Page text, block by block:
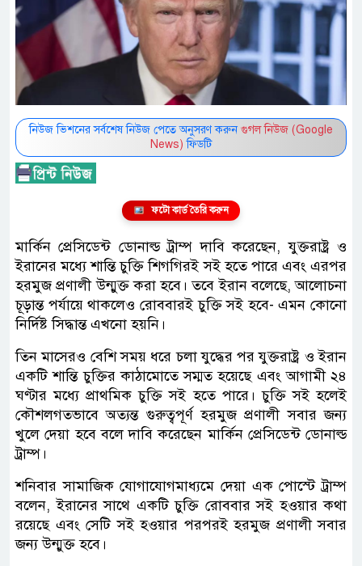
নিউজ ভিশনের সর্বশেষ নিউজ পেতে অনুসরণ করুন গুগল নিউজ (Google
News) ফিডটি
ফটো কার্ড তৈরি করুন
মার্কিন প্রেসিডেন্ট ডোনাল্ড ট্রাম্প দাবি করেছেন, যুক্তরাষ্ট্র ও
ইরানের মধ্যে শান্তি চুক্তি শিগগিরই সই হতে পারে এবং এরপর
হরমুজ প্রণালী উন্মুক্ত করা হবে। তবে ইরান বলেছে, আলোচনা
চূড়ান্ত পর্যায়ে থাকলেও রোববারই চুক্তি সই হবে- এমন কোনো
নির্দিষ্ট সিদ্ধান্ত এখনো হয়নি।
তিন মাসেরও বেশি সময় ধরে চলা যুদ্ধের পর যুক্তরাষ্ট্র ও ইরান
একটি শান্তি চুক্তির কাঠামোতে সম্মত হয়েছে এবং আগামী ২৪
ঘণ্টার মধ্যে প্রাথমিক চুক্তি সই হতে পারে। চুক্তি সই হলেই
কৌশলগতভাবে অত্যন্ত গুরুত্বপূর্ণ হরমুজ প্রণালী সবার জন্য
খুলে দেয়া হবে বলে দাবি করেছেন মার্কিন প্রেসিডেন্ট ডোনাল্ড
ট্রাম্প।
শনিবার সামাজিক যোগাযোগমাধ্যমে দেয়া এক পোস্টে ট্রাম্প
বলেন, ইরানের সাথে একটি চুক্তি রোববার সই হওয়ার কথা
রয়েছে এবং সেটি সই হওয়ার পরপরই হরমুজ প্রণালী সবার
জন্য উন্মুক্ত হবে।